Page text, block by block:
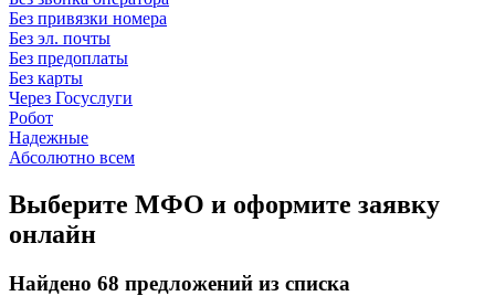
Без привязки номера
Без эл. почты
Без предоплаты
Без карты
Через Госуслуги
Робот
Надежные
Абсолютно всем
Выберите МФО и оформите заявку
онлайн
Найдено 68 предложений из списка